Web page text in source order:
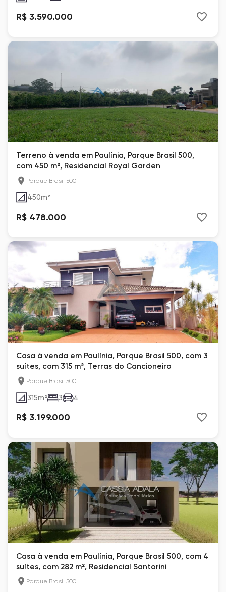
R$ 3.590.000
Terreno à venda em Paulínia, Parque Brasil 500,
com 450 m², Residencial Royal Garden
Parque Brasil 500
450m²
R$ 478.000
Casa à venda em Paulínia, Parque Brasil 500, com 3
suítes, com 315 m², Terras do Cancioneiro
Parque Brasil 500
315m² 3 4
R$ 3.199.000
Casa à venda em Paulínia, Parque Brasil 500, com 4
suítes, com 282 m², Residencial Santorini
Parque Brasil 500